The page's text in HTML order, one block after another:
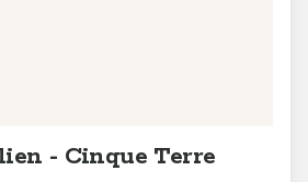
- Cinque Terre